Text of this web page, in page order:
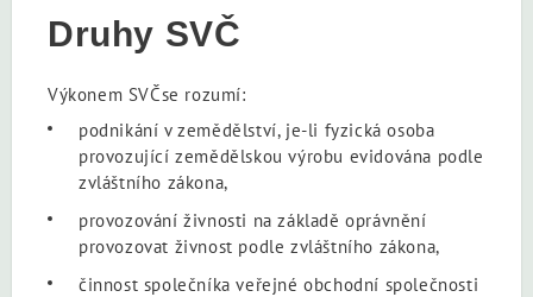
Druhy SVČ
Výkonem SVČse rozumí:
podnikání v zemědělství, je-li fyzická osoba
provozující zemědělskou výrobu evidována podle
zvláštního zákona,
provozování živnosti na základě oprávnění
provozovat živnost podle zvláštního zákona,
činnost společníka veřejné obchodní společnosti